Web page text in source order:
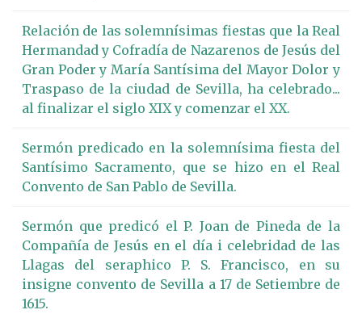
Relación de las solemnísimas fiestas que la Real
Hermandad y Cofradía de Nazarenos de Jesús del
Gran Poder y María Santísima del Mayor Dolor y
Traspaso de la ciudad de Sevilla, ha celebrado...
al finalizar el siglo XIX y comenzar el XX.
Sermón predicado en la solemnísima fiesta del
Santísimo Sacramento, que se hizo en el Real
Convento de San Pablo de Sevilla.
Sermón que predicó el P. Joan de Pineda de la
Compañía de Jesús en el día i celebridad de las
Llagas del seraphico P. S. Francisco, en su
insigne convento de Sevilla a 17 de Setiembre de
1615.